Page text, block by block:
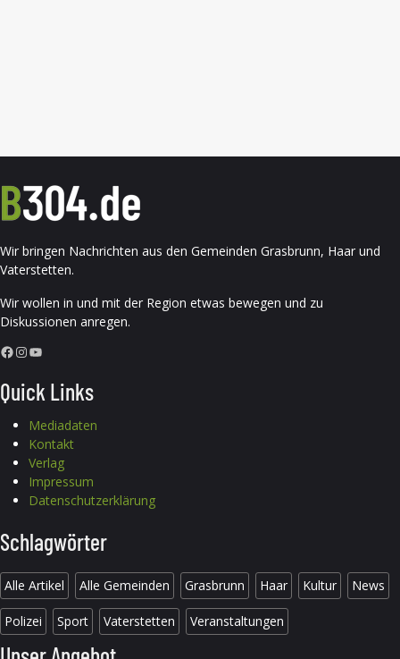
Wir bringen Nachrichten aus den Gemeinden Grasbrunn, Haar und
Vaterstetten.
Wir wollen in und mit der Region etwas bewegen und zu
Diskussionen anregen.
Facebook InstagramYouTube
Quick Links
Mediadaten
Kontakt
Verlag
Impressum
Datenschutzerklärung
Schlagwörter
Alle Artikel Alle Gemeinden Grasbrunn Haar Kultur News
Polizei Sport Vaterstetten Veranstaltungen